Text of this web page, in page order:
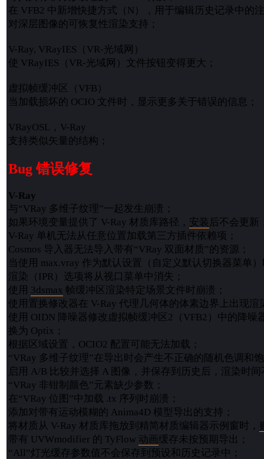
在 VFB2 中新增快捷方式（N），用于编辑历史记录中的
对深层图像的可恢复性渲染支持；
V-Ray, VRayIES（VR-光域网）
使 VRayIES（VR-光域网）文件按钮变得更大；
虚拟帧缓冲区（VFB）
当加载损坏的 OCIO 文件时，显示更多关于错误的信息；
VRayOSL，V-Ray
支持类似矢量的结构；
Bug 错误修复
V-Ray
与“VRay 多维子纹理”一起发生崩溃；
如果环境变量提供了 V-Ray 材质库路径， 安装 后不会更新
V-Ray 单机无法从任意位置加载第三方插件依赖项；
Cosmos 导入器无法导入带有“VRay 双面材质”的资源；
当使用 max.vray 作为默认设置（自定义默认切换器菜单
渲染（IPR）选项将从视口菜单中消失；
使用 3dsmax 帧缓冲区渲染特定场景文件时崩溃；
使用置换修改器在 V-Ray 代理几何体的体素边界上出现渲
使用 OIDN 降噪器修改虚拟帧缓冲区2（VFB2）中的降噪
换为 Optix；
根据区域设置，OCIO2 配置可能无法加载；
“VRay 多维子纹理”在导出时会产生不正确的随机色调和
启用 A/B 比较并选择 A 图像，并保存到历史后，渲染时
“VRay 非钳制颜色”元素缺少参数；
在“VRay 位图”中加载 .tx 序列时崩溃；
添加对带有运动模糊的 Anima4D 模型导出的支持；
将材质从 V-Ray 材质库拖放到精简材质编辑器示例窗时，
带有 UVWmodifier 的 TyFlow 动画缓存未按预期导出；
“All”灯光缓存参数值不会保存到预设和历史记录中；